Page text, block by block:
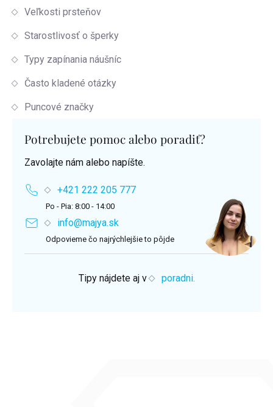
Veľkosti prsteňov
Starostlivosť o šperky
Typy zapínania náušníc
Často kladené otázky
Puncové značky
Potrebujete pomoc alebo poradiť?
Zavolajte nám alebo napíšte.
+421 222 205 777
Po - Pia: 8:00 - 14:00
info@majya.sk
Odpovieme čo najrýchlejšie to pôjde
Tipy nájdete aj v poradni.